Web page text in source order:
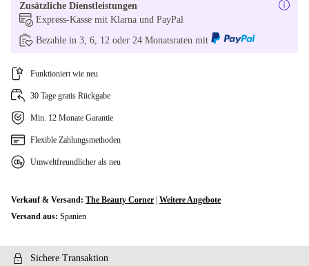
Zusätzliche Dienstleistungen
Express-Kasse mit Klarna und PayPal
Bezahle in 3, 6, 12 oder 24 Monatsraten mit
Funktioniert wie neu
30 Tage gratis Rückgabe
Min. 12 Monate Garantie
Flexible Zahlungsmethoden
Umweltfreundlicher als neu
Verkauf & Versand: The Beauty Corner Weitere Angebote
Versand aus: Spanien
Sichere Transaktion